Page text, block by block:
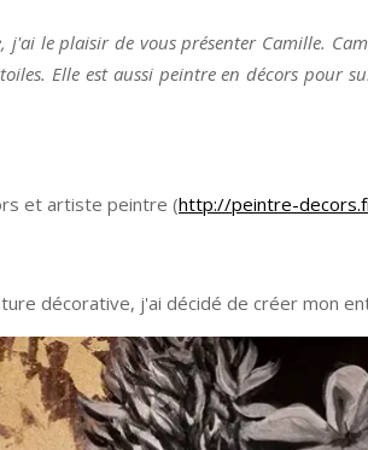
j'ai le plaisir de vous présenter Camille.
Elle est aussi peintre en décors pour
et artiste peintre (http://peintre-
décorative, j'ai décidé de créer mon